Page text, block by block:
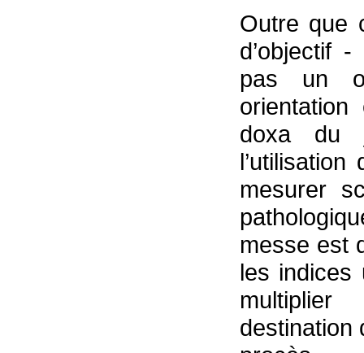
Outre que
d’objectif
pas un
doxa du
mesurer
messe est
les indices
destination